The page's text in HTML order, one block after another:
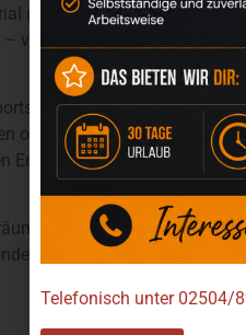
gleichermaßen.
von Glas über
mit integrierten
oder direkt für die Ladung
Energiekonzepts. Die
Sichtschutzelemente
Ordnung, Struktur und
Telefonisch unter 02504/